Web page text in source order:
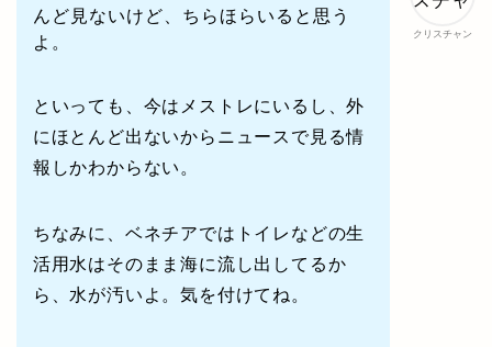
クリスチャン
んど見ないけど、ちらほらいると思う
よ。
といっても、今はメストレにいるし、外
にほとんど出ないからニュースで見る情
報しかわからない。
ちなみに、ベネチアではトイレなどの生
活用水はそのまま海に流し出してるか
ら、水が汚いよ。気を付けてね。